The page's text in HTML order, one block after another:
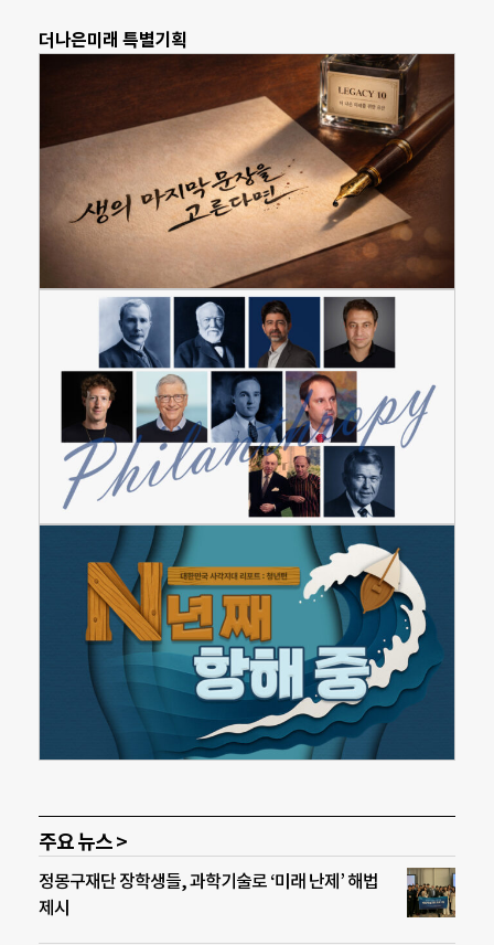
더나은미래 특별기획
주요 뉴스 >
정몽구재단 장학생들, 과학기술로 ‘미래 난제’ 해법
제시